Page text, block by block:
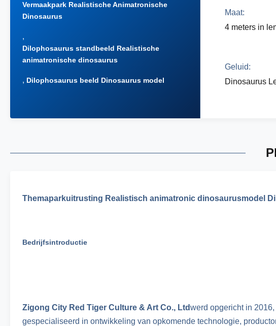
Vermaakpark Realistische Animatronische
Dinosaurus
,
Dilophosaurus standbeeld Realistische
animatronische dinosaurus
, Dilophosaurus beeld Dinosaurus model
Maat:
4 meters in
Geluid:
Dinosaurus
Themaparkuitrusting Realistisch animatronic dinosaurusmodel
Bedrijfsintroductie
Zigong City Red Tiger Culture & Art Co., Ltdwerd opgericht in
gespecialiseerd in ontwikkeling van opkomende technologie,